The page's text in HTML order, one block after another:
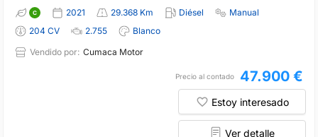
2021 29.368 Km Diésel
Manual
204 CV
2.755
Blanco
Vendido por: Cumaca Motor
Precio al contado 47.900 €
Estoy interesado
Ver detalle